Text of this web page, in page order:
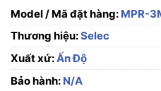
Model / Mã đặt hàng: MPR-
Thương hiệu:Selec
Xuất xứ:Ấn Độ
Bảo hành: N/A